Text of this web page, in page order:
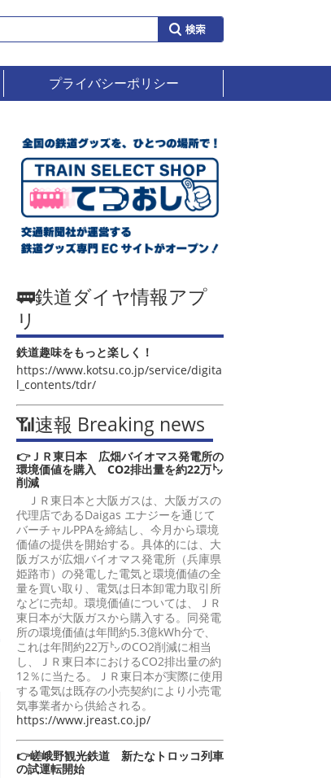
プライバシーポリシー
🚃鉄道ダイヤ情報アプ
リ
鉄道趣味をもっと楽しく！
https://www.kotsu.co.jp/service/digita
l_contents/tdr/
📶速報 Breaking news
👉ＪＲ東日本 広畑バイオマス発電所の
環境価値を購入 CO2排出量を約22万㌧
削減
ＪＲ東日本と大阪ガスは、大阪ガスの
代理店であるDaigas エナジーを通じて
バーチャルPPAを締結し、今月から環境
価値の提供を開始する。具体的には、大
阪ガスが広畑バイオマス発電所（兵庫県
姫路市）の発電した電気と環境価値の全
量を買い取り、電気は日本卸電力取引所
などに売却。環境価値については、ＪＲ
東日本が大阪ガスから購入する。同発電
所の環境価値は年間約5.3億kWh分で、
これは年間約22万㌧のCO2削減に相当
し、ＪＲ東日本におけるCO2排出量の約
12％に当たる。ＪＲ東日本が実際に使用
する電気は既存の小売契約により小売電
気事業者から供給される。
https://www.jreast.co.jp/
👉嵯峨野観光鉄道 新たなトロッコ列車
の試運転開始